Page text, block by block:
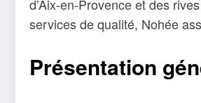
d’Aix-en-Provence et des
services de qualité, Nohée
Présentation